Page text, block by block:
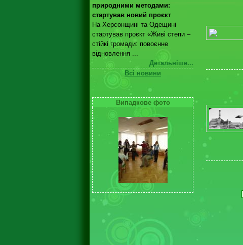
природними методами:
стартував новий проєкт
На Херсонщині та Одещині
стартував проєкт «Живі степи –
стійкі громади: повоєнне
відновлення ...
Детальніше...
Всі новини
Випадкове фото